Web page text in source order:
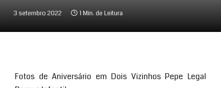
3 setembro 2022 1 Min. de Leitura
Fotos de Aniversário em Dois Vizinhos Pepe Legal